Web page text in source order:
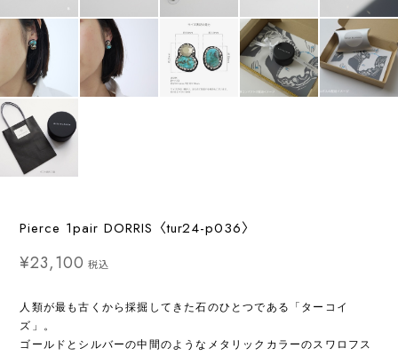
Pierce 1pair DORRIS〈tur24-p036〉
¥23,100 税込
人類が最も古くから採掘してきた石のひとつである「ターコイ
ズ」。
ゴールドとシルバーの中間のようなメタリックカラーのスワロフス